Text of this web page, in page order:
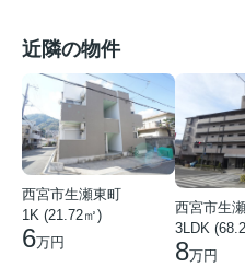
近隣の物件
西宮市生瀬東町
1K (21.72㎡)
6万円
西宮市生
3LDK
8万円